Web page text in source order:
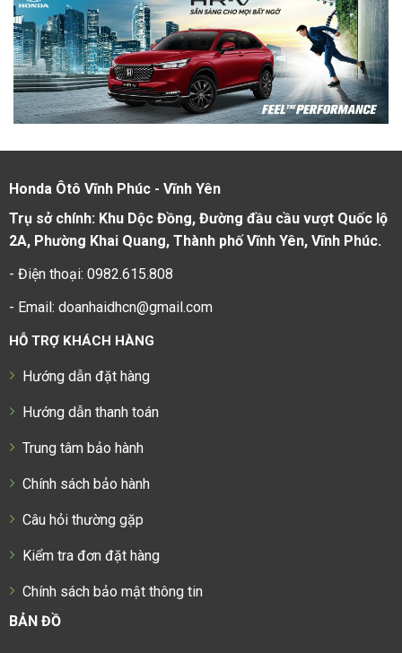
Honda Ôtô Vĩnh Phúc - Vĩnh Yên
Trụ sở chính: Khu Dộc Đồng, Đường đầu cầu vượt Quốc lộ
2A, Phường Khai Quang, Thành phố Vĩnh Yên, Vĩnh Phúc.
- Điện thoại: 0982.615.808
- Email: doanhaidhcn@gmail.com
HỖ TRỢ KHÁCH HÀNG
Hướng dẫn đặt hàng
Hướng dẫn thanh toán
Trung tâm bảo hành
Chính sách bảo hành
Câu hỏi thường gặp
Kiểm tra đơn đặt hàng
Chính sách bảo mật thông tin
BẢN ĐỒ